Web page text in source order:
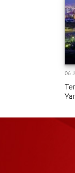
06